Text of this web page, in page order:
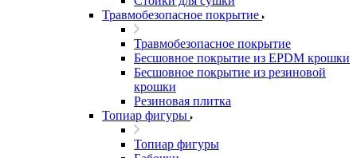
Травмобезопасное покрытие
Травмобезопасное покрытие
Бесшовное покрытие из EPDM крошки
Бесшовное покрытие из резиновой
крошки
Резиновая плитка
Топиар фигуры
Топиар фигуры